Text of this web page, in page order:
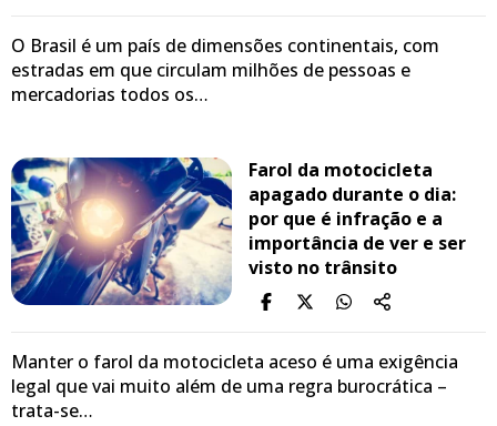
O Brasil é um país de dimensões continentais, com
estradas em que circulam milhões de pessoas e
mercadorias todos os…
Farol da motocicleta
apagado durante o dia:
por que é infração e a
importância de ver e ser
visto no trânsito
Manter o farol da motocicleta aceso é uma exigência
legal que vai muito além de uma regra burocrática –
trata-se…